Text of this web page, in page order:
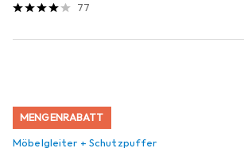
77
MENGENRABATT
Möbelgleiter + Schutzpuffer